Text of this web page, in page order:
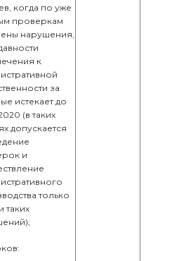
когда по уже
проверкам
нарушения,
к
за
истекает до
(в таких
допускается
и
только
таких